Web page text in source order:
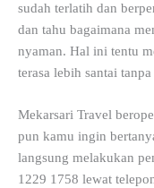
sudah terlatih dan
dan tahu bagaimana
nyaman. Hal ini tentu
terasa lebih santai
Mekarsari Travel
pun kamu ingin
langsung melakukan
1229 1758 lewat